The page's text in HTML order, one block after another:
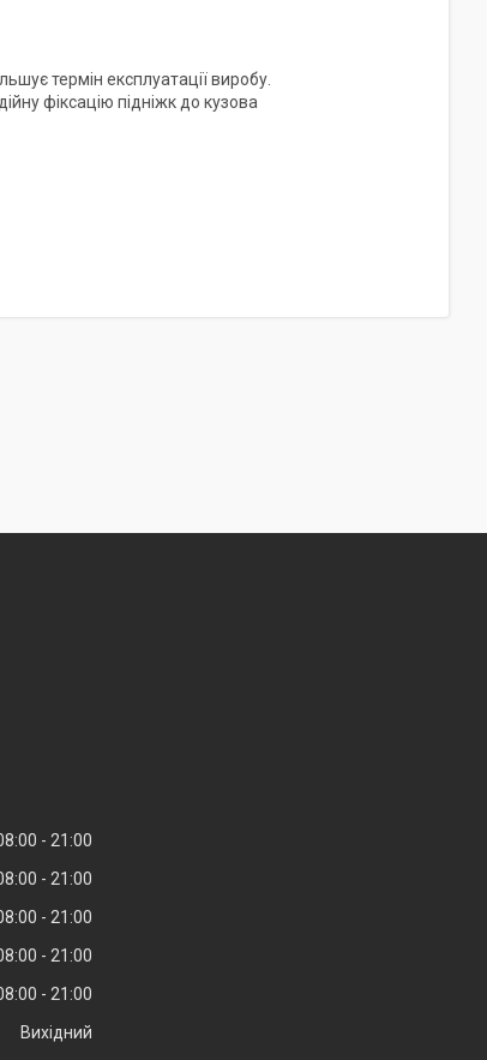
термін експлуатації виробу.
фіксацію підніжк до кузова
21:00
21:00
21:00
21:00
21:00
Вихідний